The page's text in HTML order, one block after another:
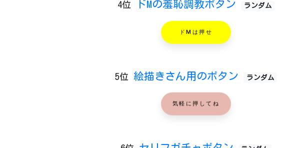
4位 ドMの羞恥調教ボタン ランダム
ドMは押せ
5位 絵描きさん用のボタン ランダム
気軽に押してね